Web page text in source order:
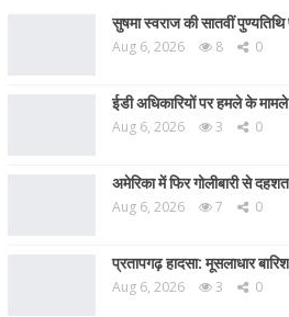
सुषमा स्वराज की सातवीं
Aug 6, 2026 8 0
ईडी अधिकारियों पर हमले के
Aug 6, 2026 3 0
अमेरिका में फिर गोलीबारी से
Aug 6, 2026 7 0
प्रतापगढ़ हादसा: मूसलाधार
Aug 6, 2026 3 0